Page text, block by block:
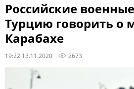
Российские
Турцию говорить о
Карабахе
19:22 13.11.2020 2673